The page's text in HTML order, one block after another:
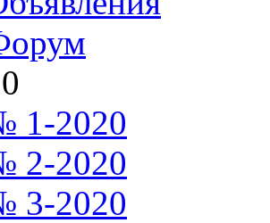
1-2020
2-2020
3-2020